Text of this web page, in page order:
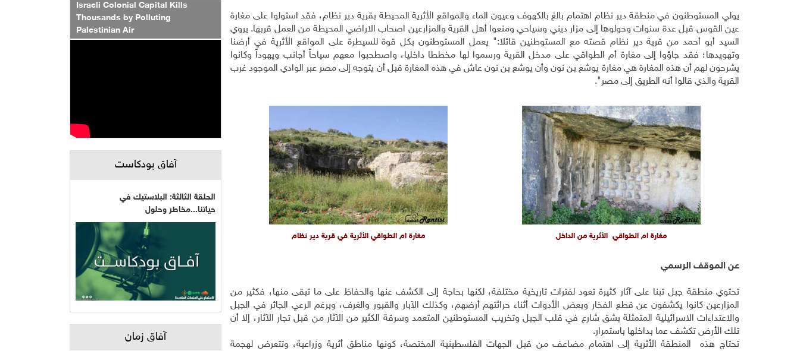
يولي المستوطنون في منطقة دير نظام اهتمام بالغ بالكهوف وعيون الماء والمواقع الأثرية المحيطة بقرية دير نظام، فقد استولوا على مغارة
عين القوس قبل عدة سنوات وحولوها إلى مزار ديني وسياحي ومنعوا أهل القرية والمزارعين اصحاب الاراضي المحيطة من العمل قربها. يروي
السيد أبو أحمد من قرية دير نظام قصته مع المستوطنين قائلا:" يعمل المستوطنون بكل قوة للسيطرة على المواقع الأثرية في أرضنا
وتهويدها؛ فقد جاؤوا إلى مغارة أم الطواقي على مدخل القرية ورسموا لها مخططا داخليا، واصطحبوا معهم سياحاً أجانب ويهوداً وكانوا
يشرحون لهم أن هذه المغارة هي مغارة يوشع بن نون وأن يوشع بن نون عاش في هذه المغارة قبل أن يتوجه إلى مصر عبر الوادي الموجود غرب
القرية والذي قالوا أنه الطريق إلى مصر".
مغارة ام الطواقي الأثرية من الداخل مغارة ام الطواقي الأثرية في قرية دير نظام
عن الموقف الرسمي
تحتوي منطقة جبل تبنا على آثار كثيرة تعود لفترات تاريخية مختلفة، لكنها بحاجة إلى الكشف عنها والحفاظ على ما تبقى منها، فكثير من
المزارعين كانوا يكشفون عن قطع الفخار وبعض الأدوات أثناء حراثتهم أرضهم، وكذلك الآبار والقبور والغرف، وبرغم الرعي الجائر في الجبل
والاعتداءات الاسرائيلية المتمثلة بشق شارع في قلب الجبل وتخريب المستوطنين المتعمد وسرقة الكثير من الآثار من قبل تجار الآثار، إلا أن
تلك الأرض تكشف عما بداخلها باستمرار.
تحتاج هذه المنطقة الأثرية إلى اهتمام مضاعف من قبل الجهات الفلسطينية المختصة، كونها مناطق أثرية وزراعية، وتتعرض لهجمة
Israeli Colonial Capital Kills
Thousands by Polluting
Palestinian Air
آفاق بودكاست
الحلقة الثالثة: البلاستيك في
حياتنا...مخاطر وحلول
آفاق زمان